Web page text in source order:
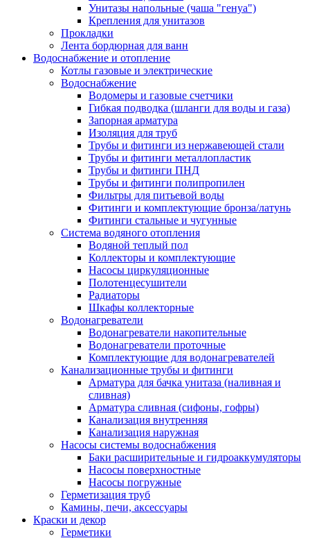
Унитазы напольные (чаша "генуа")
Крепления для унитазов
Прокладки
Лента бордюрная для ванн
Водоснабжение и отопление
Котлы газовые и электрические
Водоснабжение
Водомеры и газовые счетчики
Гибкая подводка (шланги для воды и газа)
Запорная арматура
Изоляция для труб
Трубы и фитинги из нержавеющей стали
Трубы и фитинги металлопластик
Трубы и фитинги ПНД
Трубы и фитинги полипропилен
Фильтры для питьевой воды
Фитинги и комплектующие бронза/латунь
Фитинги стальные и чугунные
Система водяного отопления
Водяной теплый пол
Коллекторы и комплектующие
Насосы циркуляционные
Полотенцесушители
Радиаторы
Шкафы коллекторные
Водонагреватели
Водонагреватели накопительные
Водонагреватели проточные
Комплектующие для водонагревателей
Канализационные трубы и фитинги
Арматура для бачка унитаза (наливная и
сливная)
Арматура сливная (сифоны, гофры)
Канализация внутренняя
Канализация наружная
Насосы системы водоснабжения
Баки расширительные и гидроаккумуляторы
Насосы поверхностные
Насосы погружные
Герметизация труб
Камины, печи, аксессуары
Краски и декор
Герметики